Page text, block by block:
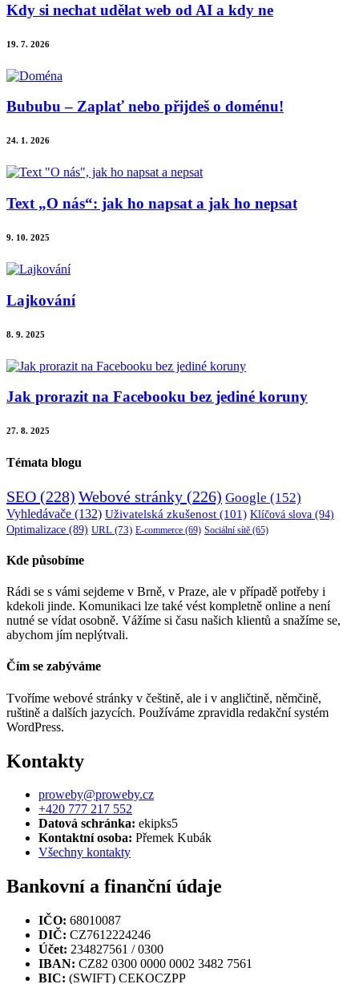
Kdy si nechat udělat web od AI a kdy ne
19. 7. 2026
Bububu – Zaplať nebo přijdeš o doménu!
24. 1. 2026
Text „O nás“: jak ho napsat a jak ho nepsat
9. 10. 2025
Lajkování
8. 9. 2025
Jak prorazit na Facebooku bez jediné koruny
27. 8. 2025
Témata blogu
SEO (228) Webové stránky (226) Google (152)
Vyhledávače (132) Uživatelská zkušenost (101) Klíčová slova (94)
Optimalizace (89) URL (73) E-commerce (69) Sociální sítě (65)
Kde působíme
Rádi se s vámi sejdeme v Brně, v Praze, ale v případě potřeby i
kdekoli jinde. Komunikaci lze také vést kompletně online a není
nutné se vídat osobně. Vážíme si času našich klientů a snažíme se,
abychom jím neplýtvali.
Čím se zabýváme
Tvoříme webové stránky v češtině, ale i v angličtině, němčině,
ruštině a dalších jazycích. Používáme zpravidla redakční systém
WordPress.
Kontakty
proweby@proweby.cz
+420 777 217 552
Datová schránka: ekipks5
Kontaktní osoba: Přemek Kubák
Všechny kontakty
Bankovní a finanční údaje
IČO: 68010087
DIČ: CZ7612224246
Účet: 234827561 / 0300
IBAN: CZ82 0300 0000 0002 3482 7561
BIC: (SWIFT) CEKOCZPP